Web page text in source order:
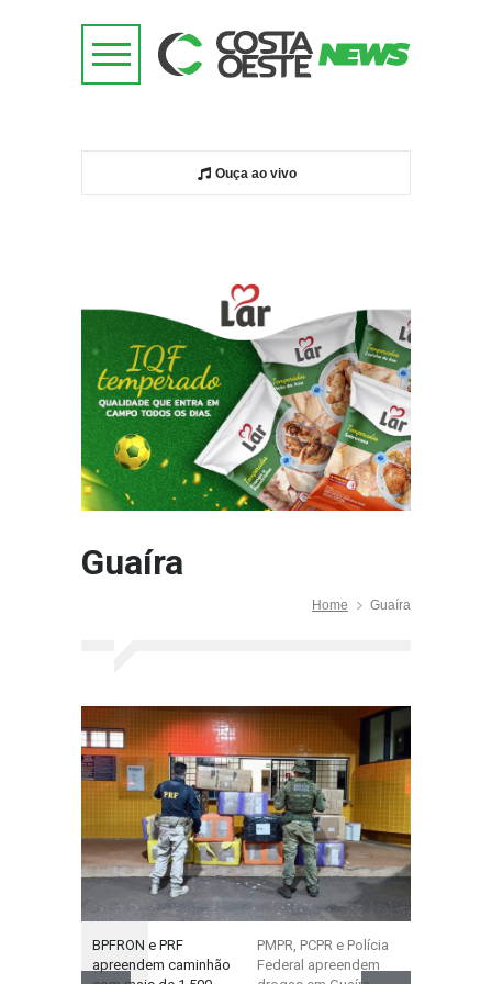
Ouça ao vivo
Guaíra
Home Guaíra
BPFRON e PRF
apreendem caminhão
PMPR, PCPR e Polícia
Federal apreendem